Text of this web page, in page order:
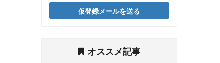
仮登録メールを送る
オススメ記事